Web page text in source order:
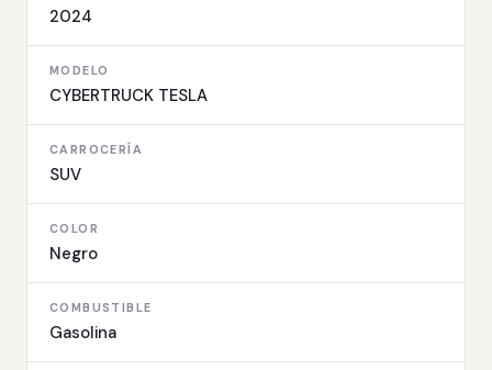
2024
MODELO
CYBERTRUCK TESLA
CARROCERÍA
SUV
COLOR
Negro
COMBUSTIBLE
Gasolina